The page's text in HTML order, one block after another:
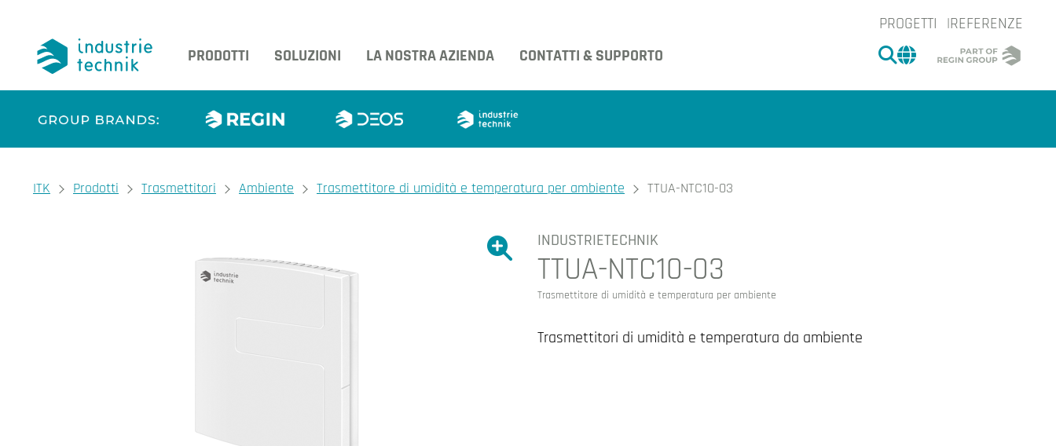
PROGETTI
REFERENZE
PRODOTTI
SOLUZIONI LA NOSTRA AZIENDA CONTATTI & SUPPORTO CERCA
CHANGE MARKET
You are here:
ITK Prodotti Trasmettitori Ambiente Trasmettitore di umidità e temperatura per ambiente TTUA-NTC10-03
Ingrandire l'immagine.
Ingrandire l'immagine.
INDUSTRIETECHNIK
TTUA-NTC10-03
Trasmettitore di umidità e temperatura per ambiente
Trasmettitori di umidità e temperatura da ambiente